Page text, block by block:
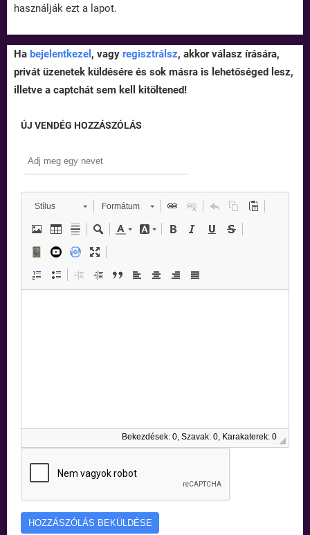
használják ezt a lapot.
Ha bejelentkezel , vagy regisztrálsz, akkor válasz írására,
privát üzenetek küldésére és sok másra is lehetőséged lesz,
illetve a captchát sem kell kitöltened!
ÚJ VENDÉG HOZZÁSZÓLÁS
Stílus Formátum
Bekezdések: 0, Szavak: 0, Karakaterek: 0